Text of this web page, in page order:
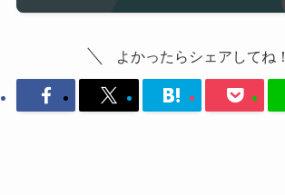
よかったらシェアしてね！